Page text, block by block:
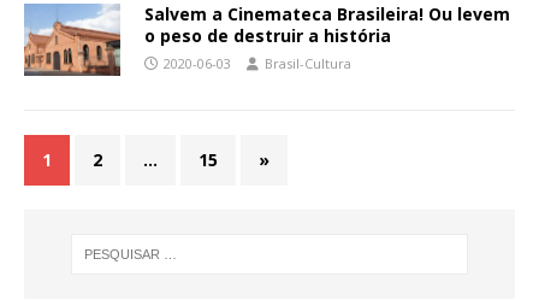
Salvem a Cinemateca Brasileira! Ou levem
o peso de destruir a história
2020-06-03 Brasil-Cultura
1 2 … 15 »